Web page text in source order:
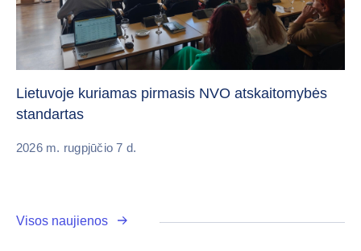
Lietuvoje kuriamas pirmasis NVO atskaitomybės
standartas
2026 m. rugpjūčio 7 d.
Visos naujienos